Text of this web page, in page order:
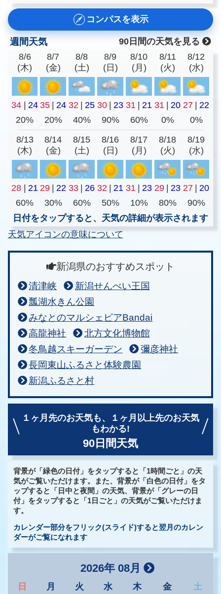
コンパスを表示
週間天気
90日間の天気を見る
8/6
(木)
8/7
(金)
8/8
(土)
8/9
(日)
8/10
(月)
8/11
(火)
8/12
(水)
34 24 35 24 32 25 30 23 31 21 31 20 27
22
20%
20% 40% 90% 60% 0% 0%
8/13
(木)
8/14
(金)
8/15
(土)
8/16
(日)
8/17
(月)
8/18
(火)
8/19
(水)
28 21 29 22 33 26 32 21 31 23 29 23 27
20
60%
30% 60% 50% 10% 80%
90%
日付をタップすると、天気の詳細が表示されます
天気アイコンの意味について
新潟県のおすすめスポット
清津峡
新潟せんべい王国
瓢湖水きん公園
みなとのマルシェピアBandai
高龍神社
北方文化博物館
冬鳥越スキーガーデン
彌彦神社
長岡東山ふるさと体験農園
新潟ふるさと村
１ヶ月先のお天気も、
１ヶ月以上先のお天気
もわかる!
90日間天気
背景が「緑色の日付」をタップすると「1時間ごと」の天
気がご覧いただけます。また、背景が「白色の日付」をタ
ップすると「日中と夜間」の天気、背景が「グレーの日
付」をタップすると「1日ごと」の天気がご覧いただけま
す。
カレンダー部分をフリック(スライド)すると翌月のカレン
ダーがご覧になれます
2026年 08月
日 月 火 水 木 金 土